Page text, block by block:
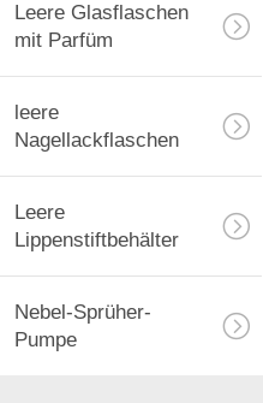
Leere Glasflaschen
mit Parfüm
leere
Nagellackflaschen
Leere
Lippenstiftbehälter
Nebel-Sprüher-
Pumpe